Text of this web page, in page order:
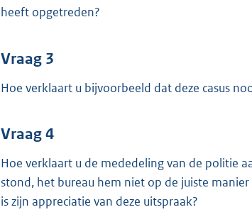
heeft opgetreden?
Vraag 3
Hoe verklaart u bijvoorbeeld dat deze casus
Vraag 4
Hoe verklaart u de mededeling van de politie
stond, het bureau hem niet op de juiste
is zijn appreciatie van deze uitspraak?